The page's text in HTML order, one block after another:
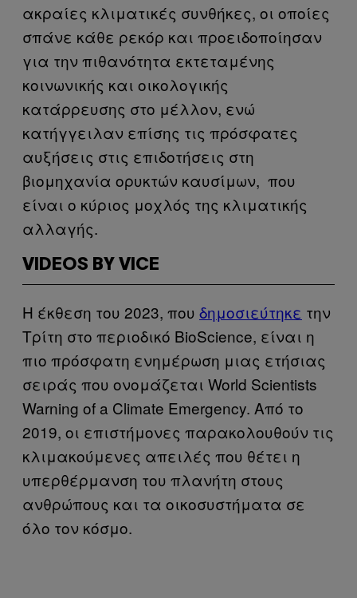
ακραίες κλιματικές συνθήκες, οι οποίες
σπάνε κάθε ρεκόρ και προειδοποίησαν
για την πιθανότητα εκτεταμένης
κοινωνικής και οικολογικής
κατάρρευσης στο μέλλον, ενώ
κατήγγειλαν επίσης τις πρόσφατες
αυξήσεις στις επιδοτήσεις στη
βιομηχανία ορυκτών καυσίμων, που
είναι ο κύριος μοχλός της κλιματικής
αλλαγής.
VIDEOS BY VICE
Η έκθεση του 2023, που δημοσιεύτηκε την
Τρίτη στο περιοδικό BioScience, είναι η
πιο πρόσφατη ενημέρωση μιας ετήσιας
σειράς που ονομάζεται World Scientists
Warning of a Climate Emergency. Από το
2019, οι επιστήμονες παρακολουθούν τις
κλιμακούμενες απειλές που θέτει η
υπερθέρμανση του πλανήτη στους
ανθρώπους και τα οικοσυστήματα σε
όλο τον κόσμο.